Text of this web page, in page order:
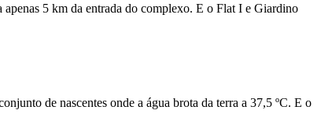
apenas 5 km da entrada do complexo. E o Flat I e Giardino
de nascentes onde a água brota da terra a 37,5 ºC. E o